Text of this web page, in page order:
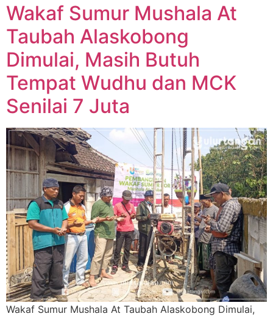
Wakaf Sumur Mushala At
Taubah Alaskobong
Dimulai, Masih Butuh
Tempat Wudhu dan MCK
Senilai 7 Juta
Wakaf Sumur Mushala At Taubah Alaskobong Dimulai,